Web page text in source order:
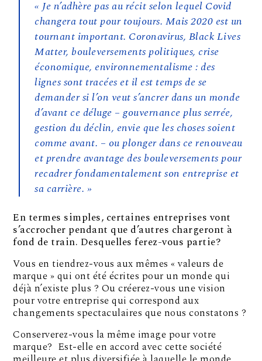
« Je n’adhère pas au récit selon lequel Covid
changera tout pour toujours. Mais 2020 est un
tournant important. Coronavirus, Black Lives
Matter, bouleversements politiques, crise
économique, environnementalisme : des
lignes sont tracées et il est temps de se
demander si l’on veut s’ancrer dans un monde
d’avant ce déluge – gouvernance plus serrée,
gestion du déclin, envie que les choses soient
comme avant. – ou plonger dans ce renouveau
et prendre avantage des bouleversements pour
recadrer fondamentalement son entreprise et
sa carrière. »
En termes simples, certaines entreprises vont
s’accrocher pendant que d’autres chargeront à
fond de train. Desquelles ferez-vous partie?
Vous en tiendrez-vous aux mêmes « valeurs de
marque » qui ont été écrites pour un monde qui
déjà n’existe plus ? Ou créerez-vous une vision
pour votre entreprise qui correspond aux
changements spectaculaires que nous constatons ?
Conserverez-vous la même image pour votre
marque? Est-elle en accord avec cette société